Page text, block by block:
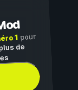
1pour
de